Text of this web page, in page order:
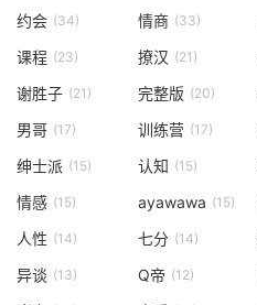
约会 (34) 情商 (33)
课程 (23) 撩汉 (21)
谢胜子 (21) 完整版 (20)
男哥 (17) 训练营 (17)
绅士派 (15) 认知 (15)
情感 (15) ayawawa (15)
人性 (14) 七分 (14)
异谈 (13) Q帝 (12)